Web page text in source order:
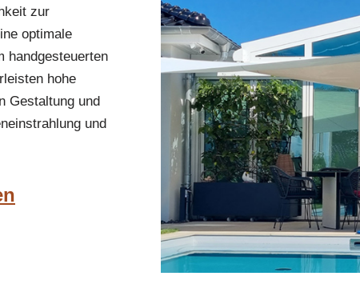
zur
optimale
handgesteuerten
hohe
Gestaltung und
und